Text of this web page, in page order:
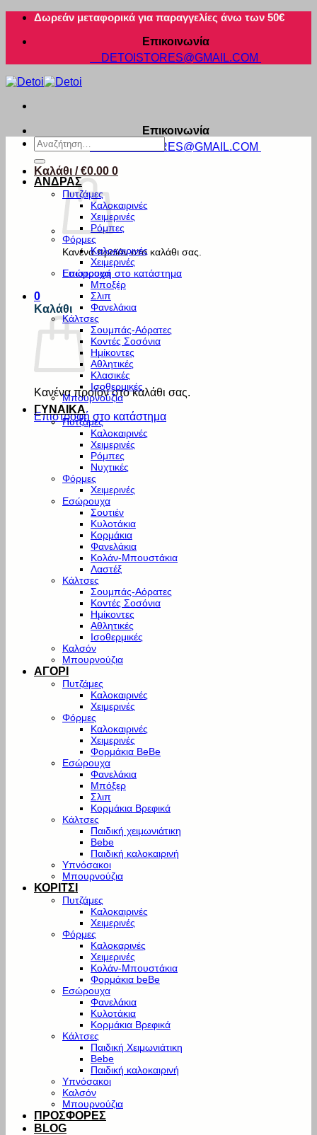
Μετάβαση
περιεχόμενο
Δωρεάν μεταφορικά για παραγγελίες άνω των 50€
Επικοινωνία
DETOISTORES@GMAIL.COM
Επικοινωνία
DETOISTORES@GMAIL.COM
Καλάθι /€0.00 0
Κανένα προϊόν στο καλάθι σας.
Επιστροφή στο κατάστημα
0
Καλάθι
Κανένα προϊόν στο καλάθι σας.
Επιστροφή στο κατάστημα
Αναζήτηση
για:
ΑΝΔΡΑΣ
Πυτζάμες
Καλοκαιρινές
Χειμερινές
Ρόμπες
Φόρμες
Καλοκαιρινές
Χειμερινές
Εσώρουχα
Μποξέρ
Σλιπ
Φανελάκια
Κάλτσες
Σουμπάς-Αόρατες
Κοντές Σοσόνια
Ημίκοντες
Αθλητικές
Κλασικές
Ισοθερμικές
Μπουρνούζια
ΓΥΝΑΙΚΑ
Πυτζάμες
Καλοκαιρινές
Χειμερινές
Ρόμπες
Νυχτικές
Φόρμες
Χειμερινές
Εσώρουχα
Σουτιέν
Κυλοτάκια
Κορμάκια
Φανελάκια
Κολάν-Μπουστάκια
Λαστέξ
Κάλτσες
Σουμπάς-Αόρατες
Κοντές Σοσόνια
Ημίκοντες
Αθλητικές
Ισοθερμικές
Καλσόν
Μπουρνούζια
ΑΓΟΡΙ
Πυτζάμες
Καλοκαιρινές
Χειμερινές
Φόρμες
Καλοκαιρινές
Χειμερινές
Φορμάκια BeBe
Εσώρουχα
Φανελάκια
Μπόξερ
Σλιπ
Κορμάκια Βρεφικά
Κάλτσες
Παιδική χειμωνιάτικη
Bebe
Παιδική καλοκαιρινή
Υπνόσακοι
Μπουρνούζια
ΚΟΡΙΤΣΙ
Πυτζάμες
Καλοκαιρινές
Χειμερινές
Φόρμες
Καλοκαρινές
Χειμερινές
Κολάν-Μπουστάκια
Φορμάκια beBe
Εσώρουχα
Φανελάκια
Κυλοτάκια
Κορμάκια Βρεφικά
Κάλτσες
Παιδική Χειμωνιάτικη
Bebe
Παιδική καλοκαιρινή
Υπνόσακοι
Καλσόν
Μπουρνούζια
ΠΡΟΣΦΟΡΕΣ
BLOG